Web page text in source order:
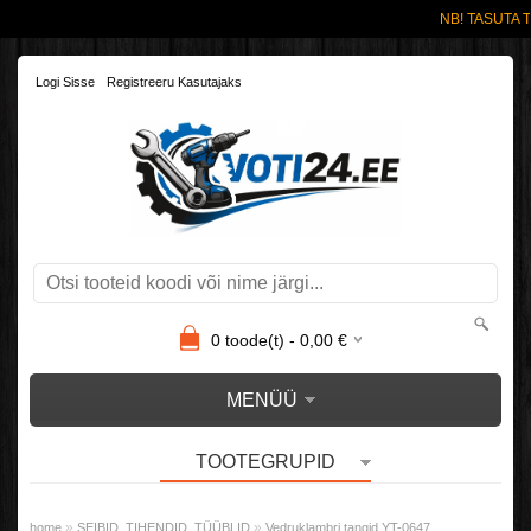
NB! TASUTA
Logi Sisse Registreeru Kasutajaks
0toode(t) - 0,00€
MENÜÜ
TOOTEGRUPID
home » SEIBID, TIHENDID, TÜÜBLID » Vedruklambri tangid YT-0647